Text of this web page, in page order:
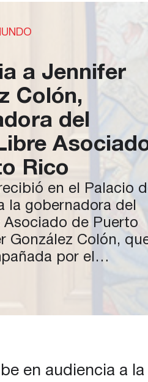
a Jennifer
Colón,
del
Rico
en el Palacio
la gobernadora del
Asociado de Puerto
González Colón,
por el
en audiencia a